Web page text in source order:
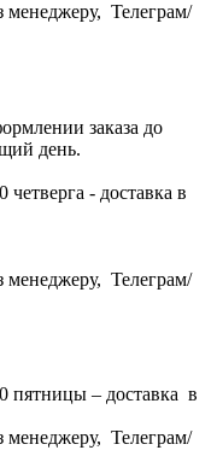
менеджеру, Телеграм/
заказа до
день.
четверга - доставка в
менеджеру, Телеграм/
пятницы – доставка в
менеджеру, Телеграм/